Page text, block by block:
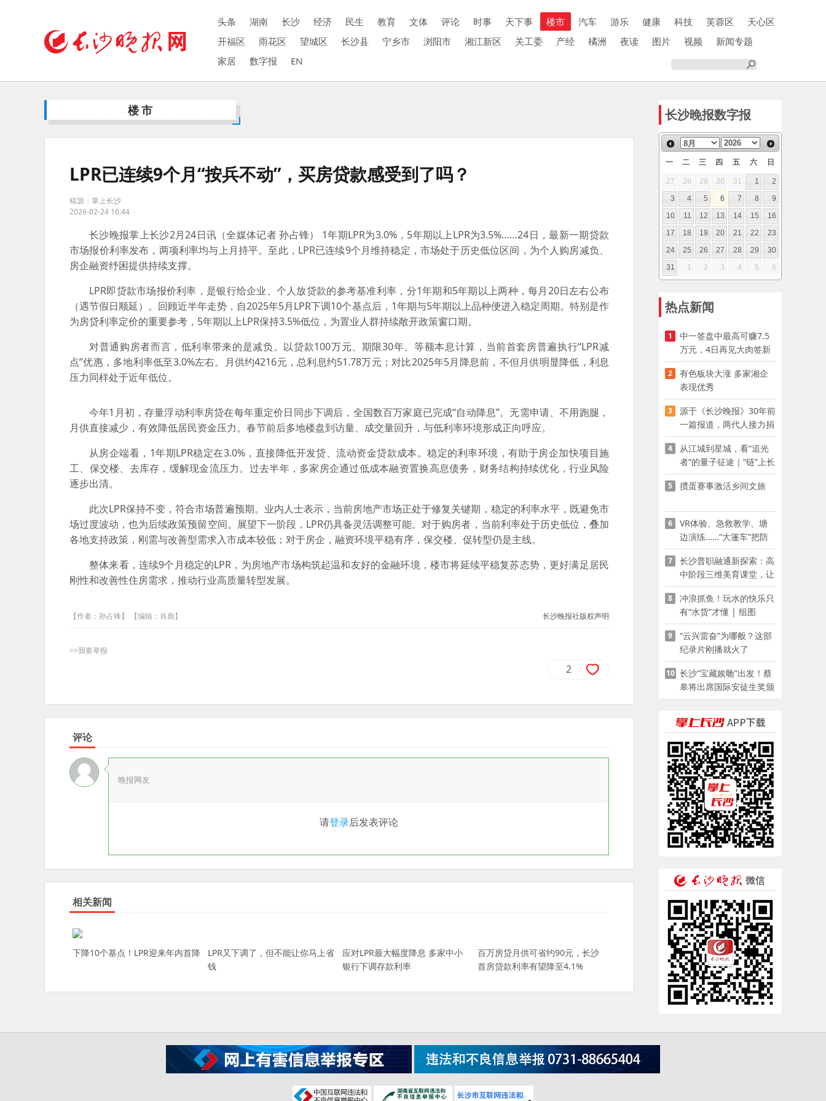
头条 湖南 长沙 经济 民生 教育 文体 评论 时事 天下事 楼市 汽车 游乐 健康 科技 芙蓉区
天心区
开福区
雨花区 望城区 长沙县 宁乡市 浏阳市 湘江新区 关工委 产经 橘洲 夜读 图片 视频
新闻专题
家居
数字报 EN
楼市
LPR已连续9个月“按兵不动”，买房贷款感受到了吗？
稿源：掌上长沙
2026-02-24 16:44
长沙晚报掌上长沙2月24日讯（全媒体记者 孙占锋） 1年期LPR为3.0%，5年期以上LPR为3.5%……24日，最新一期贷款
市场报价利率发布，两项利率均与上月持平。至此，LPR已连续9个月维持稳定，市场处于历史低位区间，为个人购房减负、
房企融资纾困提供持续支撑。
LPR即贷款市场报价利率，是银行给企业、个人放贷款的参考基准利率，分1年期和5年期以上两种，每月20日左右公布
（遇节假日顺延）。回顾近半年走势，自2025年5月LPR下调10个基点后，1年期与5年期以上品种便进入稳定周期。特别是作
为房贷利率定价的重要参考，5年期以上LPR保持3.5%低位，为置业人群持续敞开政策窗口期。
对普通购房者而言，低利率带来的是减负。以贷款100万元、期限30年、等额本息计算，当前首套房普遍执行“LPR减
点”优惠，多地利率低至3.0%左右。月供约4216元，总利息约51.78万元；对比2025年5月降息前，不但月供明显降低，利息
压力同样处于近年低位。
今年1月初，存量浮动利率房贷在每年重定价日同步下调后，全国数百万家庭已完成“自动降息”。无需申请、不用跑腿，
月供直接减少，有效降低居民资金压力。春节前后多地楼盘到访量、成交量回升，与低利率环境形成正向呼应。
从房企端看，1年期LPR稳定在3.0%，直接降低开发贷、流动资金贷款成本。稳定的利率环境，有助于房企加快项目施
工、保交楼、去库存，缓解现金流压力。过去半年，多家房企通过低成本融资置换高息债务，财务结构持续优化，行业风险
逐步出清。
此次LPR保持不变，符合市场普遍预期。业内人士表示，当前房地产市场正处于修复关键期，稳定的利率水平，既避免市
场过度波动，也为后续政策预留空间。展望下一阶段，LPR仍具备灵活调整可能。对于购房者，当前利率处于历史低位，叠加
各地支持政策，刚需与改善型需求入市成本较低；对于房企，融资环境平稳有序，保交楼、促转型仍是主线。
整体来看，连续9个月稳定的LPR，为房地产市场构筑起温和友好的金融环境，楼市将延续平稳复苏态势，更好满足居民
刚性和改善性住房需求，推动行业高质量转型发展。
【作者：孙占锋】 【编辑：肖彪】 长沙晚报社版权声明
>>我要举报
2
评论
晚报网友
请登录后发表评论
相关新闻
下降10个基点！LPR迎来年内首降
LPR又下调了，但不能让你马上省
钱
应对LPR最大幅度降息 多家中小
银行下调存款利率
百万房贷月供可省约90元，长沙
首房贷款利率有望降至4.1%
长沙晚报数字报
一 二 三 四 五 六 日
27 28 29 30 31 1
2
3
4 5 6 7 8
9
10
11 12 13 14 15
16
17
18 19 20 21 22
23
24
25 26 27 28 29
30
31
1 2 3 4 5 6
热点新闻
1
中一签盘中最高可赚7.5
万元，4日再见大肉签新
股
2
有色板块大涨 多家湘企
表现优秀
3
源于《长沙晚报》30年前
一篇报道，两代人接力捐
资助学
4
从江城到星城，看“追光
者”的量子征途｜“链”上长
沙 “才”够硬核
5 掼蛋赛事激活乡间文旅
6
VR体验、急救教学、塘
边演练……“大篷车”把防
溺水课堂搬到乡村青少年
家门口
7
长沙普职融通新探索：高
中阶段三维美育课堂，让
少年向美而生
8
冲浪抓鱼！玩水的快乐只
有“水货”才懂 | 组图
9
“云兴雷奋”为哪般？这部
纪录片刚播就火了
10 长沙“宝藏娭毑”出发！蔡
皋将出席国际安徒生奖颁